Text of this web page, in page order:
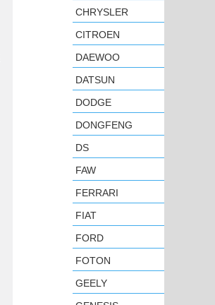
CHRYSLER
CITROEN
DAEWOO
DATSUN
DODGE
DONGFENG
DS
FAW
FERRARI
FIAT
FORD
FOTON
GEELY